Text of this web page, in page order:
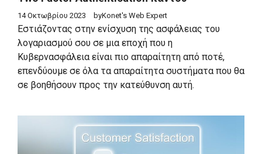
14 Οκτωβρίου 2023 byKonet's Web Expert
Εστιάζοντας στην ενίσχυση της ασφάλειας του
λογαριασμού σου σε μια εποχή που η
Κυβερνασφάλεια είναι πιο απαραίτητη από ποτέ,
επενδύουμε σε όλα τα απαραίτητα συστήματα που θα
σε βοηθήσουν προς την κατεύθυνση αυτή.